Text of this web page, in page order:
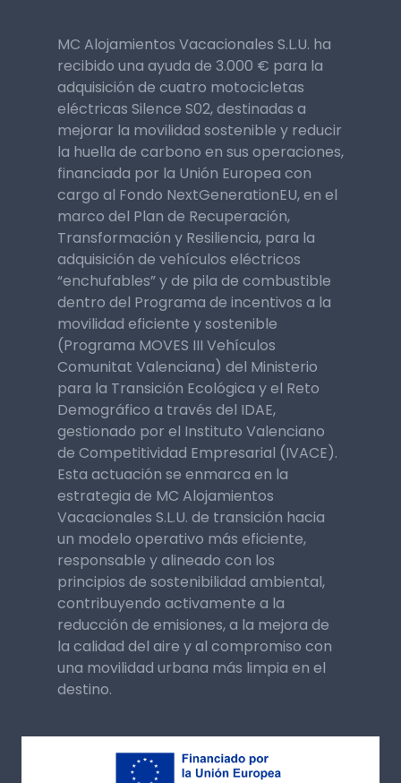
MC Alojamientos Vacacionales S.L.U. ha
recibido una ayuda de 3.000 € para la
adquisición de cuatro motocicletas
eléctricas Silence S02, destinadas a
mejorar la movilidad sostenible y reducir
la huella de carbono en sus operaciones,
financiada por la Unión Europea con
cargo al Fondo NextGenerationEU, en el
marco del Plan de Recuperación,
Transformación y Resiliencia, para la
adquisición de vehículos eléctricos
“enchufables” y de pila de combustible
dentro del Programa de incentivos a la
movilidad eficiente y sostenible
(Programa MOVES III Vehículos
Comunitat Valenciana) del Ministerio
para la Transición Ecológica y el Reto
Demográfico a través del IDAE,
gestionado por el Instituto Valenciano
de Competitividad Empresarial (IVACE).
Esta actuación se enmarca en la
estrategia de MC Alojamientos
Vacacionales S.L.U. de transición hacia
un modelo operativo más eficiente,
responsable y alineado con los
principios de sostenibilidad ambiental,
contribuyendo activamente a la
reducción de emisiones, a la mejora de
la calidad del aire y al compromiso con
una movilidad urbana más limpia en el
destino.